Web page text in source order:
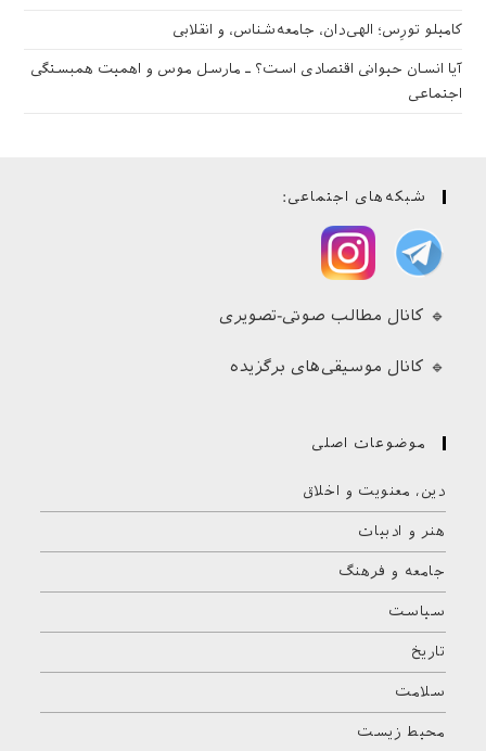
کامیلو تورِس؛ الهی‌دان، جامعه‌شناس، و انقلابی
آیا انسان حیوانی اقتصادی است؟ ـ مارسل موس و اهمیت همبستگی
اجتماعی
شبکه‌های اجتماعی:
🔹 کانال مطالب صوتی-تصویری
🔹 کانال موسیقی‌های برگزیده
موضوعات اصلی
دین، معنویت و اخلاق
هنر و ادبیات
جامعه و فرهنگ
سیاست
تاریخ
سلامت
محیط زیست